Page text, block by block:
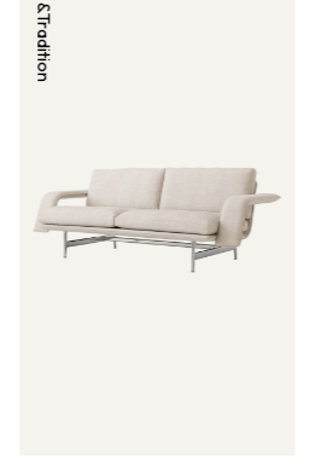
&Tradition